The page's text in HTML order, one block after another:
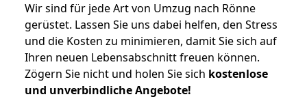
Wir sind für jede Art von Umzug nach Rönne
gerüstet. Lassen Sie uns dabei helfen, den Stress
und die Kosten zu minimieren, damit Sie sich auf
Ihren neuen Lebensabschnitt freuen können.
Zögern Sie nicht und holen Sie sich kostenlose
und unverbindliche Angebote!